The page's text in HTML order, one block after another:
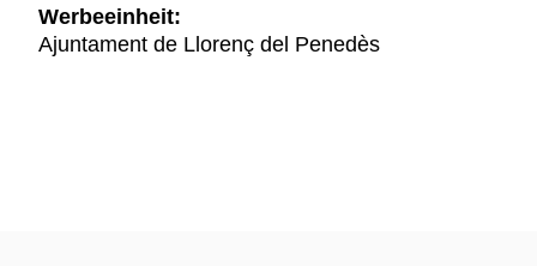
Werbeeinheit:
Ajuntament de Llorenç del Penedès